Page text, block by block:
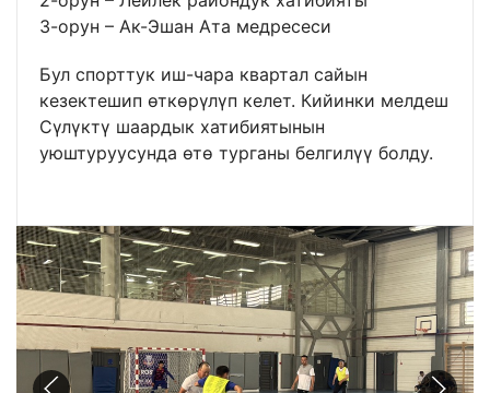
3-орун – Ак-Эшан Ата медресеси
Бул спорттук иш-чара квартал сайын
кезектешип өткөрүлүп келет. Кийинки мелдеш
Сүлүктү шаардык хатибиятынын
уюштуруусунда өтө турганы белгилүү болду.